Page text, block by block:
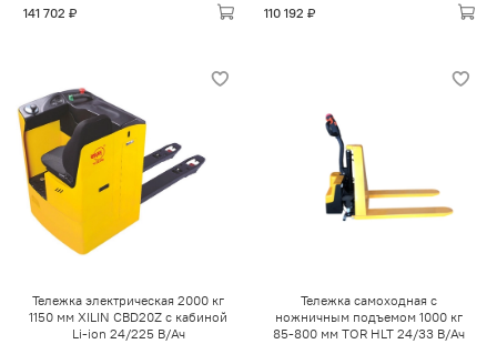
141 702 ₽
110 192 ₽
Тележка электрическая 2000 кг
1150 мм XILIN CBD20Z с кабиной
Li-ion 24/225 В/Ач
Тележка самоходная с
ножничным подъемом 1000 кг
85-800 мм TOR HLT 24/33 В/Ач